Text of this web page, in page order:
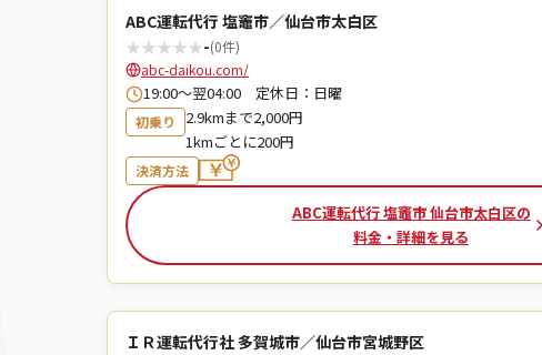
ABC運転代行 塩竈市／仙台市太白区
★★★★★-(0件)
abc-daikou.com/
19:00～翌04:00 定休日：日曜
初乗り
2.9kmまで2,000円
1kmごとに200円
決済方法
ABC運転代行 塩竈市 仙台市太白区の
料金・詳細を見る
ＩＲ運転代行社 多賀城市／仙台市宮城野区